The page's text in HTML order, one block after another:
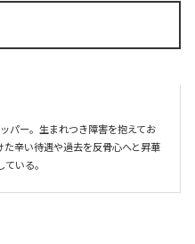
パー。生まれつき障害を抱えてお
辛い待遇や過去を反骨心へと昇華
いる。